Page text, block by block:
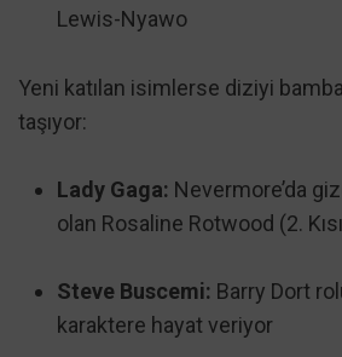
Lewis-Nyawo
Yeni katılan isimlerse diziyi
taşıyor:
Lady Gaga: Nevermore’da
olan Rosaline Rotwood (2.
Steve Buscemi: Barry Dort
karaktere hayat veriyor